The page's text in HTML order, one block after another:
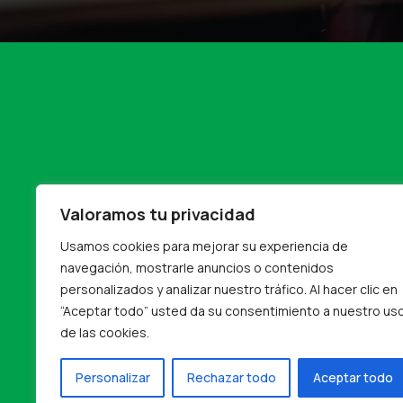
Valoramos tu privacidad
Usamos cookies para mejorar su experiencia de
navegación, mostrarle anuncios o contenidos
personalizados y analizar nuestro tráfico. Al hacer clic en
“Aceptar todo” usted da su consentimiento a nuestro
de las cookies.
Personalizar Rechazar todo Aceptar todo